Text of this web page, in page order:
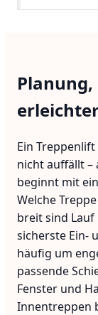
Ein
nicht auffällt –
beginnt mit
Welche
breit sind
sicherste Ein-
häufig um
passende
Fenster und
Innentreppen